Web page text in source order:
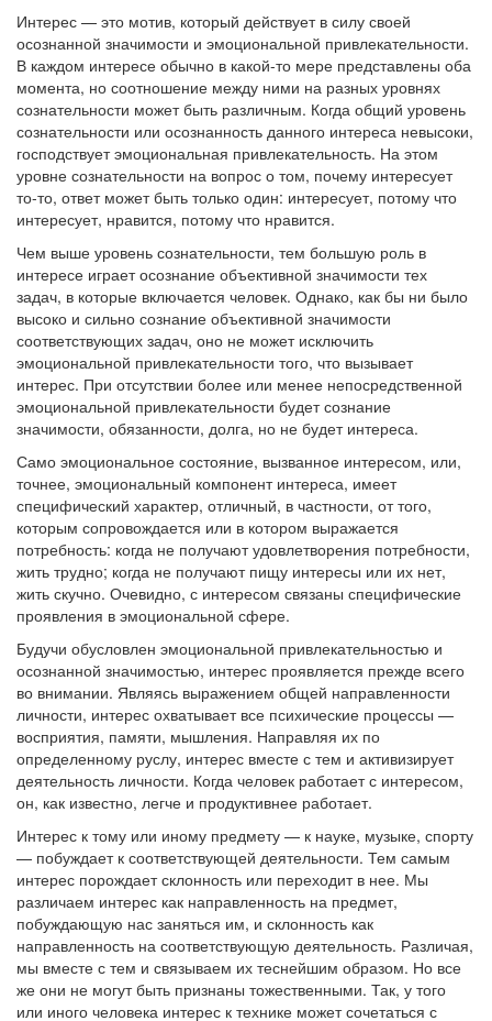
Интерес — это мотив, который действует в силу своей
осознанной значимости и эмоциональной привлекательности.
В каждом интересе обычно в какой-то мере представлены оба
момента, но соотношение между ними на разных уровнях
сознательности может быть различным. Когда общий уровень
сознательности или осознанность данного интереса невысоки,
господствует эмоциональная привлекательность. На этом
уровне сознательности на вопрос о том, почему интересует
то-то, ответ может быть только один: интересует, потому что
интересует, нравится, потому что нравится.
Чем выше уровень сознательности, тем большую роль в
интересе играет осознание объективной значимости тех
задач, в которые включается человек. Однако, как бы ни было
высоко и сильно сознание объективной значимости
соответствующих задач, оно не может исключить
эмоциональной привлекательности того, что вызывает
интерес. При отсутствии более или менее непосредственной
эмоциональной привлекательности будет сознание
значимости, обязанности, долга, но не будет интереса.
Само эмоциональное состояние, вызванное интересом, или,
точнее, эмоциональный компонент интереса, имеет
специфический характер, отличный, в частности, от того,
которым сопровождается или в котором выражается
потребность: когда не получают удовлетворения потребности,
жить трудно; когда не получают пищу интересы или их нет,
жить скучно. Очевидно, с интересом связаны специфические
проявления в эмоциональной сфере.
Будучи обусловлен эмоциональной привлекательностью и
осознанной значимостью, интерес проявляется прежде всего
во внимании. Являясь выражением общей направленности
личности, интерес охватывает все психические процессы —
восприятия, памяти, мышления. Направляя их по
определенному руслу, интерес вместе с тем и активизирует
деятельность личности. Когда человек работает с интересом,
он, как известно, легче и продуктивнее работает.
Интерес к тому или иному предмету — к науке, музыке, спорту
— побуждает к соответствующей деятельности. Тем самым
интерес порождает склонность или переходит в нее. Мы
различаем интерес как направленность на предмет,
побуждающую нас заняться им, и склонность как
направленность на соответствующую деятельность. Различая,
мы вместе с тем и связываем их теснейшим образом. Но все
же они не могут быть признаны тожественными. Так, у того
или иного человека интерес к технике может сочетаться с